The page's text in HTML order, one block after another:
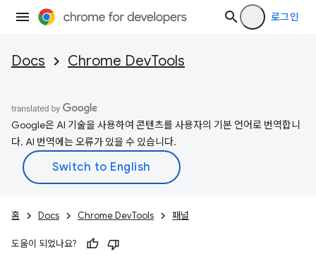
로그인
Docs Chrome DevTools
Google은 AI 기술을 사용하여 콘텐츠를 사용자의 기본 언어로 번역합니
다. AI 번역에는 오류가 있을 수 있습니다.
홈 Docs Chrome DevTools 패널
도움이 되었나요?